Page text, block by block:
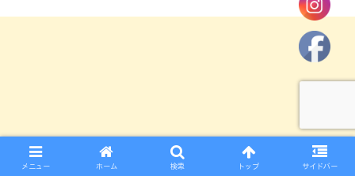
メニュー ホーム 検索 トップ サイドバー